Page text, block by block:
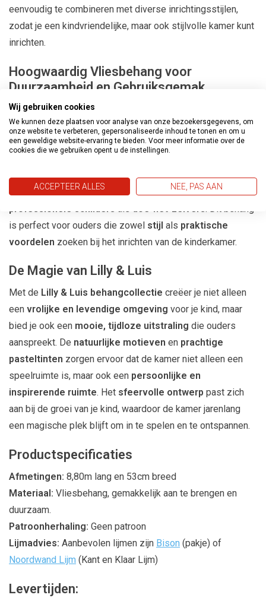
eenvoudig te combineren met diverse inrichtingsstijlen,
zodat je een kindvriendelijke, maar ook stijlvolle kamer kunt
inrichten.
Hoogwaardig Vliesbehang voor
Duurzaamheid en Gebruiksgemak
De Lilly & Luis behangcollectie
vliesbehang, wat niet alleenduurzaamis, maar ookzeer
gebruiksvriendelijk. Hetrobuuste materiaalzorgt ervoor
kinderkamer. Dankzij het vliesmateriaal is hetgemakkelijk
aan te brengen, wat het ideaal maakt voor zowel
is perfect voor ouders die zowel stijl als praktische
voordelen zoeken bij het inrichten van de kinderkamer.
De Magie van Lilly & Luis
Met de Lilly & Luis behangcollectie creëer je niet alleen
een vrolijke en levendige omgeving voor je kind, maar
bied je ook een mooie, tijdloze uitstraling die ouders
aanspreekt. De natuurlijke motieven en prachtige
pasteltinten zorgen ervoor dat de kamer niet alleen een
speelruimte is, maar ook een persoonlijke en
inspirerende ruimte. Het sfeervolle ontwerp past zich
aan bij de groei van je kind, waardoor de kamer jarenlang
een magische plek blijft om in te spelen en te ontspannen.
Productspecificaties
Afmetingen: 8,80m lang en 53cm breed
Materiaal: Vliesbehang, gemakkelijk aan te brengen en
duurzaam.
Patroonherhaling: Geen patroon
Lijmadvies: Aanbevolen lijmen zijn Bison (pakje) of
Noordwand Lijm (Kant en Klaar Lijm)
Levertijden:
Wij gebruiken cookies
We kunnen deze plaatsen voor analyse van onze bezoekersgegevens, om
onze website te verbeteren, gepersonaliseerde inhoud te tonen en om u
een geweldige website-ervaring te bieden. Voor meer informatie over de
cookies die we gebruiken opent u de instellingen.
ACCEPTEER ALLES NEE, PAS AAN